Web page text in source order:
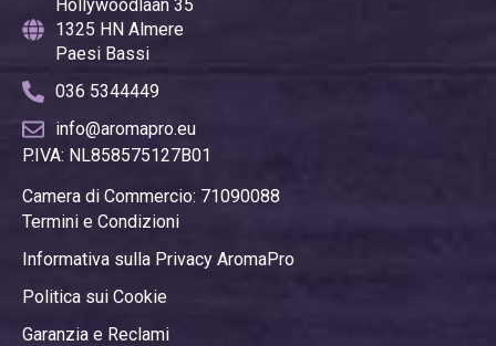
Hollywoodlaan 35
1325 HN Almere
Paesi Bassi
036 5344449
info@aromapro.eu
P.IVA: NL858575127B01
Camera di Commercio: 71090088
Termini e Condizioni
Informativa sulla Privacy AromaPro
Politica sui Cookie
Garanzia e Reclami